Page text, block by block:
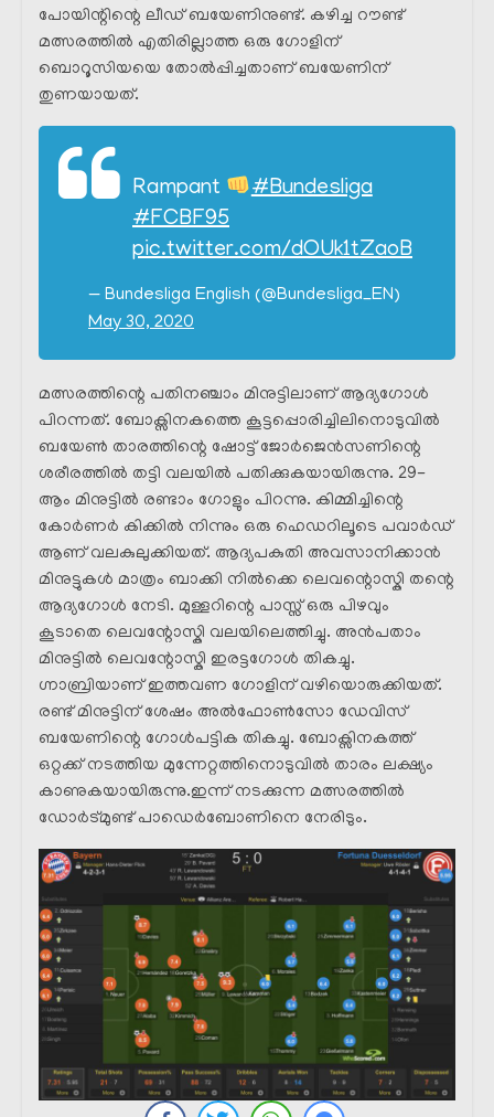
പോയിന്റിന്റെ ലീഡ് ബയേണിനുണ്ട്. കഴിച്ച റൗണ്ട്
മത്സരത്തിൽ എതിരില്ലാത്ത ഒരു ഗോളിന്
ബൊറൂസിയയെ തോൽപ്പിച്ചതാണ് ബയേണിന്
തുണയായത്.
Rampant
#Bundesliga
#FCBF95
pic.twitter.com/dOUk1tZaoB
— Bundesliga English (@Bundesliga_EN)
May 30, 2020
മത്സരത്തിന്റെ പതിനഞ്ചാം മിനുട്ടിലാണ് ആദ്യഗോൾ
പിറന്നത്. ബോക്സിനകത്തെ കൂട്ടപ്പൊരിച്ചിലിനൊടുവിൽ
ബയേൺ താരത്തിന്റെ ഷോട്ട് ജോർജെൻസണിന്റെ
ശരീരത്തിൽ തട്ടി വലയിൽ പതിക്കുകയായിരുന്നു. 29-
ആം മിനുട്ടിൽ രണ്ടാം ഗോളും പിറന്നു. കിമ്മിച്ചിന്റെ
കോർണർ കിക്കിൽ നിന്നും ഒരു ഹെഡറിലൂടെ പവാർഡ്
ആണ് വലകുലുക്കിയത്. ആദ്യപകുതി അവസാനിക്കാൻ
മിനുട്ടുകൾ മാത്രം ബാക്കി നിൽക്കെ ലെവന്റൊസ്കി തന്റെ
ആദ്യഗോൾ നേടി. മുള്ളറിന്റെ പാസ്സ് ഒരു പിഴവും
കൂടാതെ ലെവന്റോസ്കി വലയിലെത്തിച്ചു. അൻപതാം
മിനുട്ടിൽ ലെവന്റോസ്കി ഇരട്ടഗോൾ തികച്ചു.
ഗ്നാബ്രിയാണ് ഇത്തവണ ഗോളിന് വഴിയൊരുക്കിയത്.
രണ്ട് മിനുട്ടിന് ശേഷം അൽഫോൺസോ ഡേവിസ്
ബയേണിന്റെ ഗോൾപട്ടിക തികച്ചു. ബോക്സിനകത്ത്
ഒറ്റക്ക് നടത്തിയ മുന്നേറ്റത്തിനൊടുവിൽ താരം ലക്ഷ്യം
കാണുകയായിരുന്നു.ഇന്ന് നടക്കുന്ന മത്സരത്തിൽ
ഡോർട്മുണ്ട് പാഡെർബോണിനെ നേരിടും.